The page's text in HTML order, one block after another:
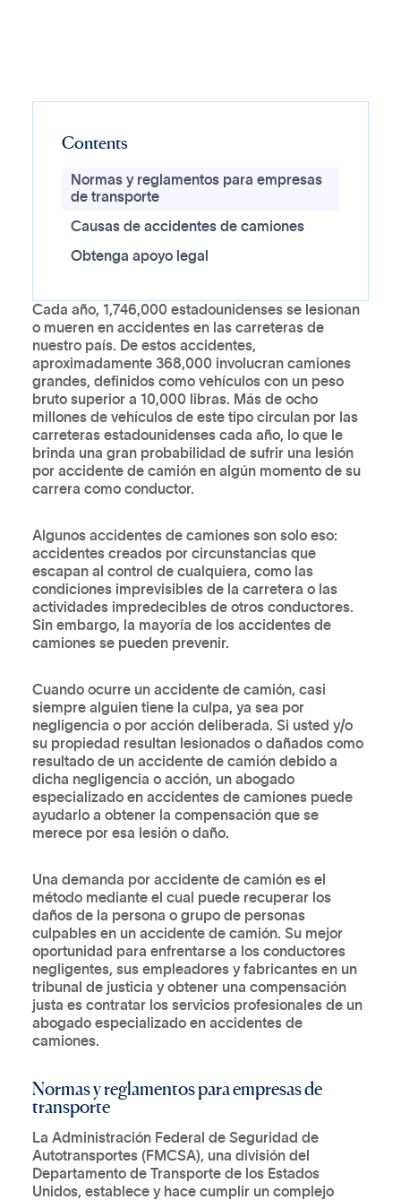
Contents
Normas y reglamentos para empresas
de transporte
Causas de accidentes de camiones
Obtenga apoyo legal
Cada año, 1,746,000 estadounidenses se lesionan
o mueren en accidentes en las carreteras de
nuestro país. De estos accidentes,
aproximadamente 368,000 involucran camiones
grandes, definidos como vehículos con un peso
bruto superior a 10,000 libras. Más de ocho
millones de vehículos de este tipo circulan por las
carreteras estadounidenses cada año, lo que le
brinda una gran probabilidad de sufrir una lesión
por accidente de camión en algún momento de su
carrera como conductor.
Algunos accidentes de camiones son solo eso:
accidentes creados por circunstancias que
escapan al control de cualquiera, como las
condiciones imprevisibles de la carretera o las
actividades impredecibles de otros conductores.
Sin embargo, la mayoría de los accidentes de
camiones se pueden prevenir.
Cuando ocurre un accidente de camión, casi
siempre alguien tiene la culpa, ya sea por
negligencia o por acción deliberada. Si usted y/o
su propiedad resultan lesionados o dañados como
resultado de un accidente de camión debido a
dicha negligencia o acción, un abogado
especializado en accidentes de camiones puede
ayudarlo a obtener la compensación que se
merece por esa lesión o daño.
Una demanda por accidente de camión es el
método mediante el cual puede recuperar los
daños de la persona o grupo de personas
culpables en un accidente de camión. Su mejor
oportunidad para enfrentarse a los conductores
negligentes, sus empleadores y fabricantes en un
tribunal de justicia y obtener una compensación
justa es contratar los servicios profesionales de un
abogado especializado en accidentes de
camiones.
Normas y reglamentos para empresas de
transporte
La Administración Federal de Seguridad de
Autotransportes (FMCSA), una división del
Departamento de Transporte de los Estados
Unidos, establece y hace cumplir un complejo